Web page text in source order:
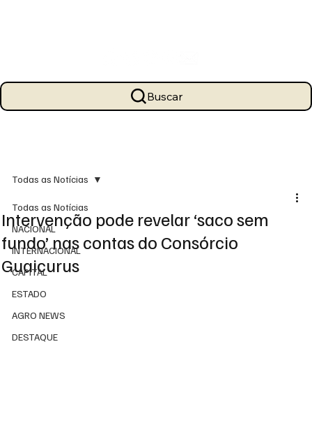
Buscar
Todas as Notícias
NACIONAL
INTERNACIONAL
CAPITAL
ESTADO
AGRO NEWS
DESTAQUE
Todas as Notícias
Intervenção pode revelar ‘saco sem
fundo’ nas contas do Consórcio
Guaicurus